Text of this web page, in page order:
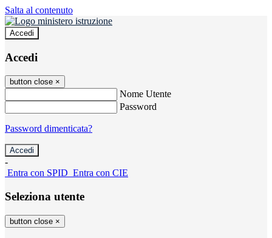
Salta al contenuto
Accedi
Accedi
button close ×
Nome Utente
Password
Password dimenticata?
-
Entra con SPID Entra con CIE
Seleziona utente
button close ×